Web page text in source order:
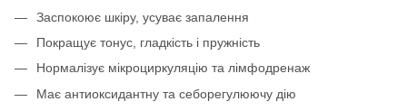
Заспокоює шкіру, усуває запалення
Покращує тонус, гладкість і пружність
Нормалізує мікроциркуляцію та лімфодренаж
Має антиоксидантну та себорегулюючу дію